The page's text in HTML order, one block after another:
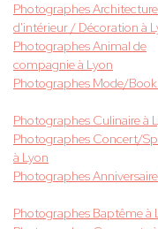
Photographes Architecture
d'intérieur / Décoration à
Photographes Animal de
compagnie à Lyon
Photographes Mode/Book
Photographes Culinaire à
Photographes Concert/
à Lyon
Photographes
Photographes Baptême à